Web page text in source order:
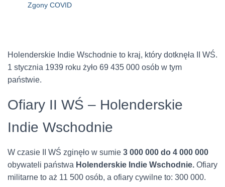
Zgony COVID
Holenderskie Indie Wschodnie to kraj, który dotknęła II WŚ.
1 stycznia 1939 roku żyło 69 435 000 osób w tym
państwie.
Ofiary II WŚ – Holenderskie
Indie Wschodnie
W czasie II WŚ zginęło w sumie 3 000 000 do 4 000 000
obywateli państwa Holenderskie Indie Wschodnie. Ofiary
militarne to aż 11 500 osób, a ofiary cywilne to: 300 000.